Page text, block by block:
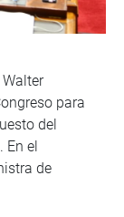
para
del
En el
de